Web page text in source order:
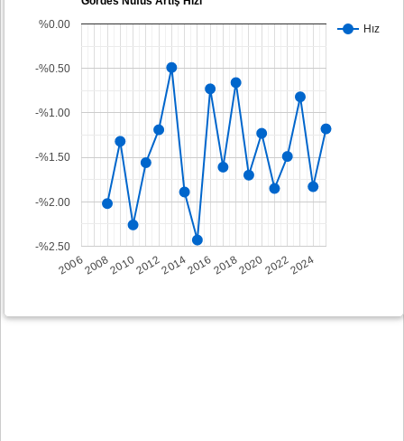
Hız
2006200820102012201420162018202020222024
-%2.50
-%2.00
-%1.50
-%1.00
-%0.50
%0.00